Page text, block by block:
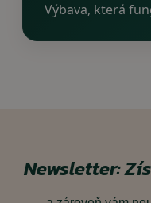
Výbava, která
Newsletter: